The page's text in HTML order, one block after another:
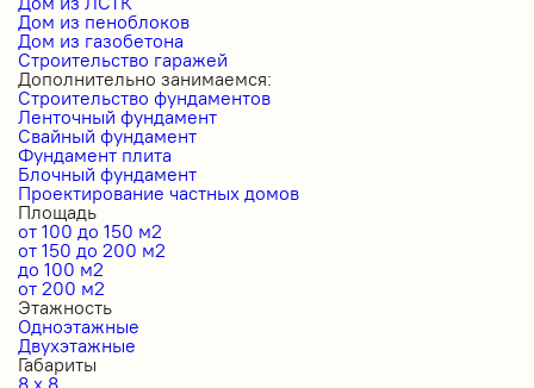
Дом из пеноблоков
Дом из газобетона
Строительство гаражей
Дополнительно занимаемся:
Строительство фундаментов
Ленточный фундамент
Свайный фундамент
Фундамент плита
Блочный фундамент
Проектирование частных домов
Площадь
от 100 до 150 м2
от 150 до 200 м2
до 100 м2
от 200 м2
Этажность
Одноэтажные
Двухэтажные
Габариты
8 x 8